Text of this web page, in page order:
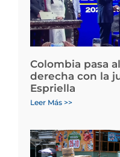
Colombia pasa
derecha con la
Espriella
Leer Más >>